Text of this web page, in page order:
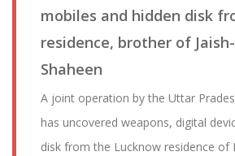
mobiles and hidden disk
residence, brother of
Shaheen
A joint operation by the Uttar
has uncovered weapons, digital
disk from the Lucknow residence of